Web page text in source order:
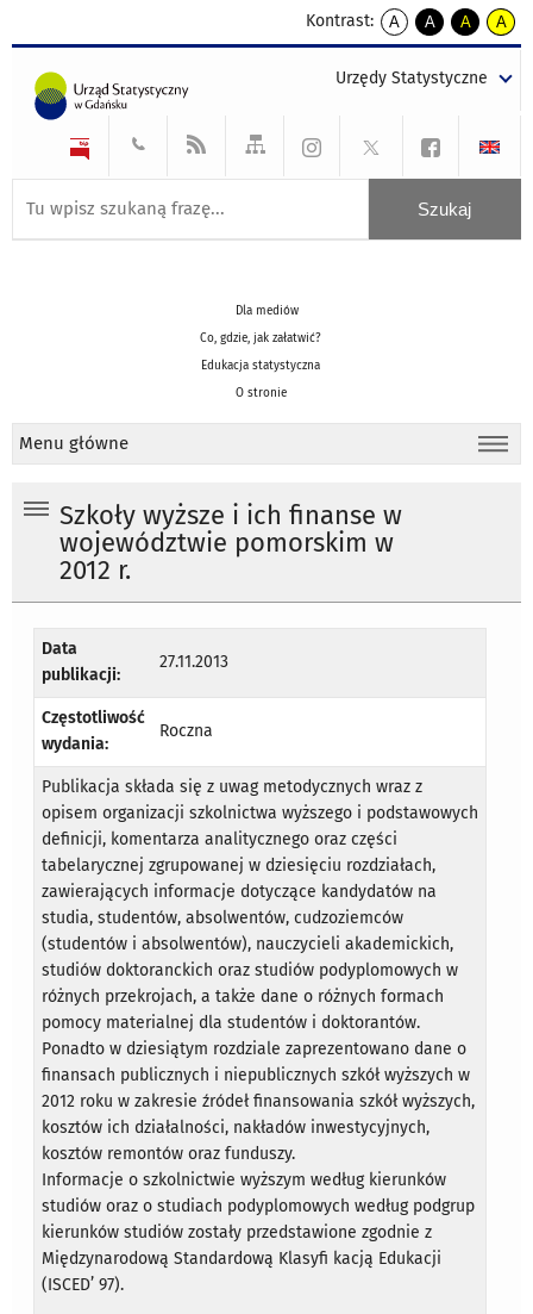
Kontrast:
A
kontrast
A
kontrast
tekst
czarnym
A
kontrast
tekst
czarnym
A
tekst
żółtym
Urzędy Statystyczne
Dla mediów
Co, gdzie, jak załatwić?
Edukacja statystyczna
O stronie
Menu główne
Szkoły wyższe i ich finanse w
województwie pomorskim w
2012 r.
Data
publikacji:
27.11.2013
Częstotliwość
wydania:
Roczna
Publikacja składa się z uwag metodycznych wraz z
opisem organizacji szkolnictwa wyższego i podstawowych
definicji, komentarza analitycznego oraz części
tabelarycznej zgrupowanej w dziesięciu rozdziałach,
zawierających informacje dotyczące kandydatów na
studia, studentów, absolwentów, cudzoziemców
(studentów i absolwentów), nauczycieli akademickich,
studiów doktoranckich oraz studiów podyplomowych w
różnych przekrojach, a także dane o różnych formach
pomocy materialnej dla studentów i doktorantów.
Ponadto w dziesiątym rozdziale zaprezentowano dane o
finansach publicznych i niepublicznych szkół wyższych w
2012 roku w zakresie źródeł finansowania szkół wyższych,
kosztów ich działalności, nakładów inwestycyjnych,
kosztów remontów oraz funduszy.
Informacje o szkolnictwie wyższym według kierunków
studiów oraz o studiach podyplomowych według podgrup
kierunków studiów zostały przedstawione zgodnie z
Międzynarodową Standardową Klasyfi kacją Edukacji
(ISCED’ 97).